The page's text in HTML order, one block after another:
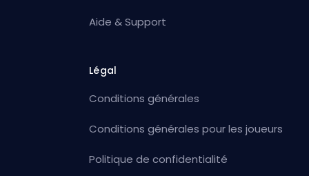
Aide & Support
Légal
Conditions générales
Conditions générales pour les joueurs
Politique de confidentialité